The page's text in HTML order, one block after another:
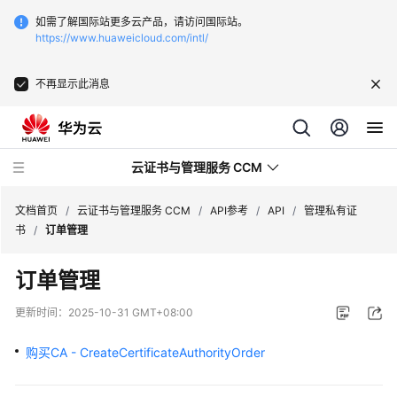
如需了解国际站更多云产品，请访问国际站。
https://www.huaweicloud.com/intl/
不再显示此消息
云证书与管理服务 CCM
最
新
动
文档首页 / 云证书与管理服务 CCM / API参考 / API / 管理私有证
书 / 订单管理
订单管理
更新时间： 2025-10-31 GMT+08:00
购买CA - CreateCertificateAuthorityOrder